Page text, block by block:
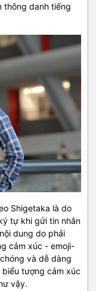
thông danh tiếng
Shigetaka là do
tự khi gửi tin nhắn
dung do phải
cảm xúc - emoji-
và dễ dàng
tượng cảm xúc
vậy.